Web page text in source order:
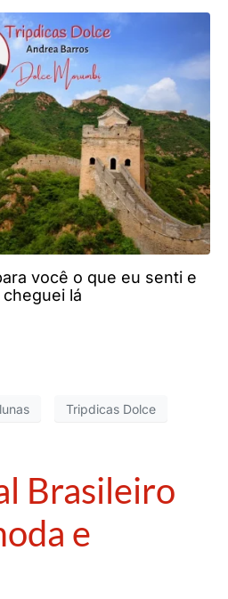
você o que eu senti e
lá
Tripdicas Dolce
Brasileiro
e